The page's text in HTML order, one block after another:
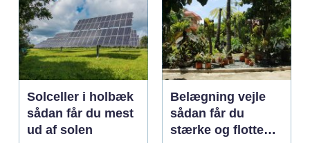
Solceller i holbæk
sådan får du mest
ud af solen
Belægning vejle
sådan får du
stærke og flotte